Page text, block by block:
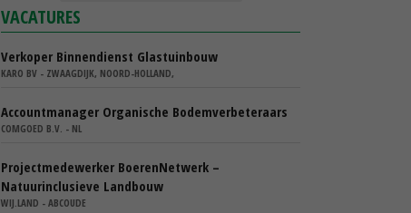
VACATURES
Verkoper Binnendienst Glastuinbouw
KARO BV - ZWAAGDIJK, NOORD-HOLLAND,
Accountmanager Organische Bodemverbeteraars
COMGOED B.V. - NL
Projectmedewerker BoerenNetwerk –
Natuurinclusieve Landbouw
WIJ.LAND - ABCOUDE